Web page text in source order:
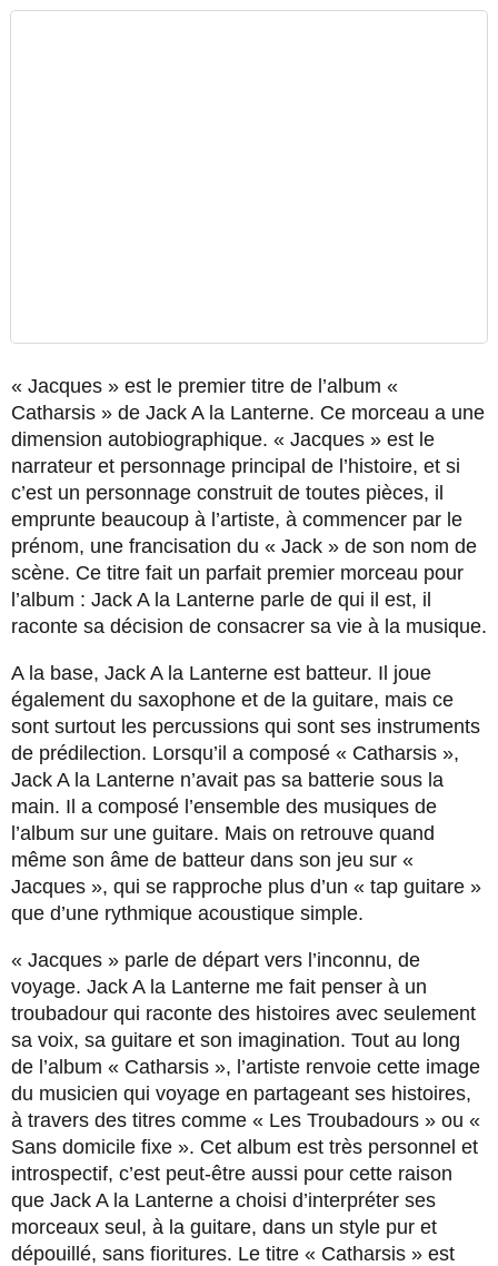
« Jacques » est le premier titre de l’album «
Catharsis » de Jack A la Lanterne. Ce morceau a une
dimension autobiographique. « Jacques » est le
narrateur et personnage principal de l’histoire, et si
c’est un personnage construit de toutes pièces, il
emprunte beaucoup à l’artiste, à commencer par le
prénom, une francisation du « Jack » de son nom de
scène. Ce titre fait un parfait premier morceau pour
l’album : Jack A la Lanterne parle de qui il est, il
raconte sa décision de consacrer sa vie à la musique.
A la base, Jack A la Lanterne est batteur. Il joue
également du saxophone et de la guitare, mais ce
sont surtout les percussions qui sont ses instruments
de prédilection. Lorsqu’il a composé « Catharsis »,
Jack A la Lanterne n’avait pas sa batterie sous la
main. Il a composé l’ensemble des musiques de
l’album sur une guitare. Mais on retrouve quand
même son âme de batteur dans son jeu sur «
Jacques », qui se rapproche plus d’un « tap guitare »
que d’une rythmique acoustique simple.
« Jacques » parle de départ vers l’inconnu, de
voyage. Jack A la Lanterne me fait penser à un
troubadour qui raconte des histoires avec seulement
sa voix, sa guitare et son imagination. Tout au long
de l’album « Catharsis », l’artiste renvoie cette image
du musicien qui voyage en partageant ses histoires,
à travers des titres comme « Les Troubadours » ou «
Sans domicile fixe ». Cet album est très personnel et
introspectif, c’est peut-être aussi pour cette raison
que Jack A la Lanterne a choisi d’interpréter ses
morceaux seul, à la guitare, dans un style pur et
dépouillé, sans fioritures. Le titre « Catharsis » est